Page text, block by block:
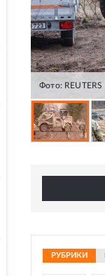
Фото: REUTERS
РУБРИКИ